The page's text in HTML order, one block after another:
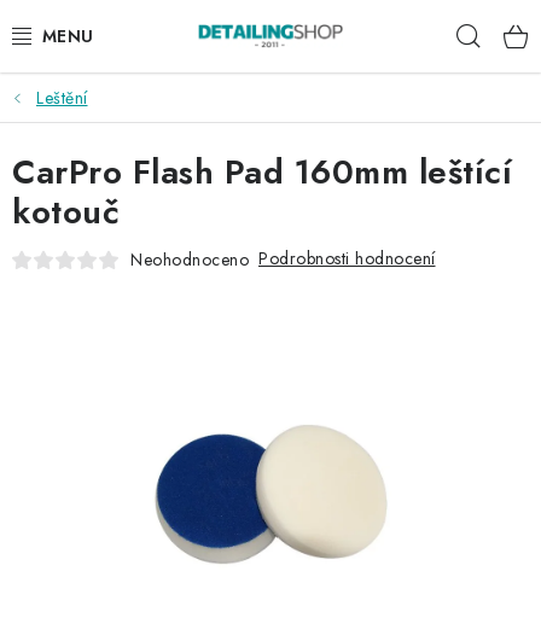
na
AKCE
NOVINKY
EXTERIÉR
Leštění
CarPro Flash Pad 160mm leštící
kotouč
Neohodnoceno Podrobnosti hodnocení